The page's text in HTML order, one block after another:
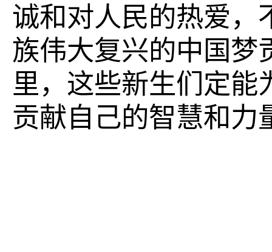
诚和对人民的热爱，
族伟大复兴的中国梦
里，这些新生们定能
贡献自己的智慧和力